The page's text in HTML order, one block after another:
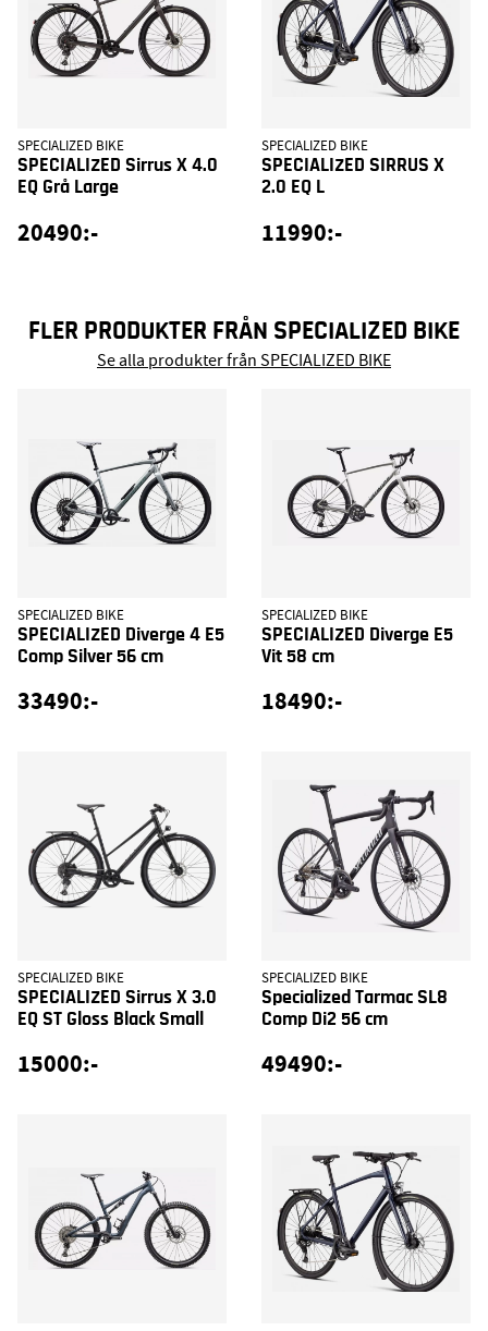
SPECIALIZED BIKE
SPECIALIZED Sirrus X 4.0
EQ Grå Large
20490:-
SPECIALIZED BIKE
SPECIALIZED SIRRUS X
2.0 EQ L
11990:-
FLER PRODUKTER FRÅN SPECIALIZED BIKE
Se alla produkter från SPECIALIZED BIKE
SPECIALIZED BIKE
SPECIALIZED Diverge 4 E5
Comp Silver 56 cm
33490:-
SPECIALIZED BIKE
SPECIALIZED Diverge E5
Vit 58 cm
18490:-
SPECIALIZED BIKE
SPECIALIZED Sirrus X 3.0
EQ ST Gloss Black Small
15000:-
SPECIALIZED BIKE
Specialized Tarmac SL8
Comp Di2 56 cm
49490:-